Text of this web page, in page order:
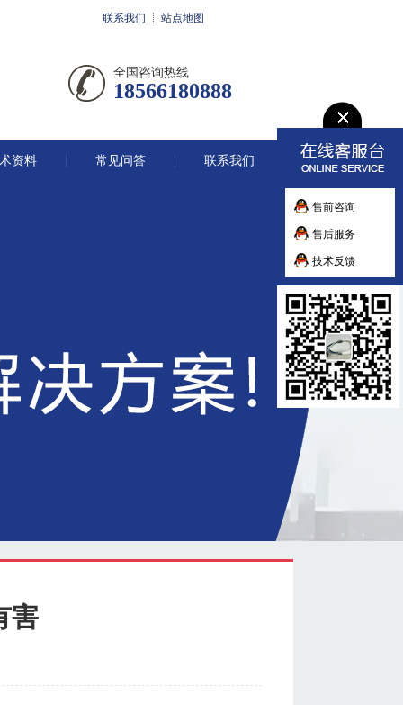
联系我们 站点地图
全国咨询热线
18566180888
资料 常见问答 联系我们
害
售前咨询
售后服务
技术反馈